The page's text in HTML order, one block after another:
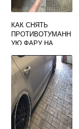
КАК СНЯТЬ
ПРОТИВОТУМАНН
УЮ ФАРУ НА
A5